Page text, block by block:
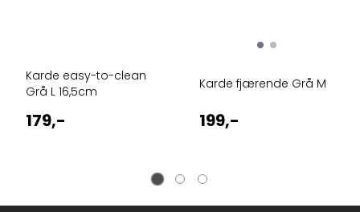
Karde easy-to-clean
Grå L 16,5cm
179,-
Karde fjærende Grå M
199,-